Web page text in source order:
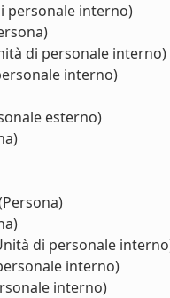
personale interno)
di personale interno)
interno)
esterno)
di personale
interno)
interno)